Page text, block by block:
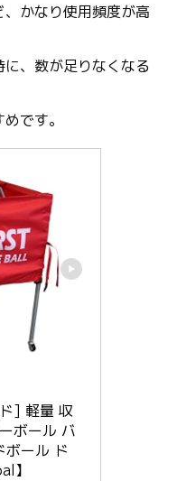
かなり使用頻度が高
、数が足りなくなる
です。
] 軽量 収
ボール バ
ボール ド
】